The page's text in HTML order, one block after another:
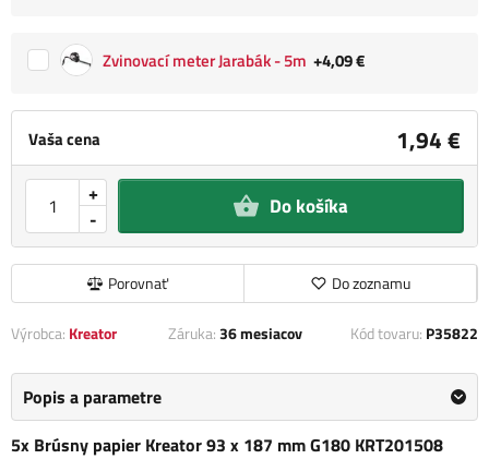
Vaša cena 1,94 €
-
+ Do košíka
Porovnať Do zoznamu
Zvinovací meter Jarabák - 5m +4,09 €
Výrobca: Kreator Záruka:36 mesiacov Kód tovaru: P35822
Popis a parametre
5x Brúsny papier Kreator 93 x 187 mm G180 KRT201508